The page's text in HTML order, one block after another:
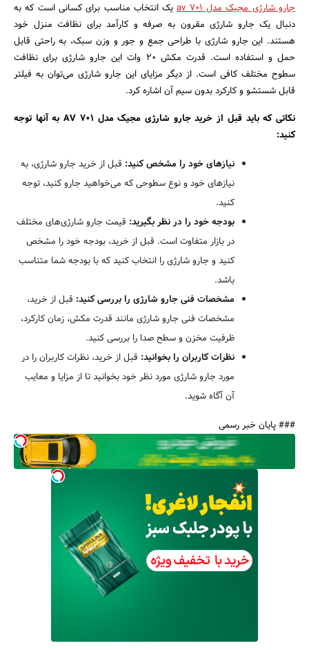
جارو شارژی مجیک مدل av 701
یک انتخاب مناسب برای کسانی است که به
دنبال یک جارو شارژی مقرون به صرفه و کارآمد برای نظافت منزل خود
هستند. این جارو شارژی با طراحی جمع و جور و وزن سبک، به راحتی قابل
حمل و استفاده است. قدرت مکش 20 وات این جارو شارژی برای نظافت
سطوح مختلف کافی است. از دیگر مزایای این جارو شارژی می‌توان به فیلتر
قابل شستشو و کارکرد بدون سیم آن اشاره کرد.
نکاتی که باید قبل از خرید جارو شارژی مجیک مدل AV 701به آنها توجه
کنید:
نیازهای خود را مشخص کنید: قبل از خرید جارو شارژی، به
نیازهای خود و نوع سطوحی که می‌خواهید جارو کنید، توجه
کنید.
بودجه خود را در نظر بگیرید: قیمت جارو شارژی‌های مختلف
در بازار متفاوت است. قبل از خرید، بودجه خود را مشخص
کنید و جارو شارژی را انتخاب کنید که با بودجه شما متناسب
باشد.
مشخصات فنی جارو شارژی را بررسی کنید: قبل از خرید،
مشخصات فنی جارو شارژی مانند قدرت مکش، زمان کارکرد،
ظرفیت مخزن و سطح صدا را بررسی کنید.
نظرات کاربران را بخوانید: قبل از خرید، نظرات کاربران را در
مورد جارو شارژی مورد نظر خود بخوانید تا از مزایا و معایب
آن آگاه شوید.
### پایان خبر رسمی